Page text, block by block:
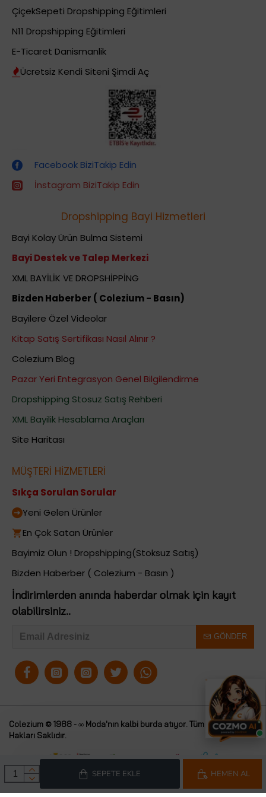
SEPETE EKLE HEMEN AL
ÇiçekSepeti Dropshipping Eğitimleri
N11 Dropshipping Eğitimleri
E-Ticaret Danismanlik
Ücretsiz Kendi Siteni Şimdi Aç
Facebook BiziTakip Edin
İnstagram BiziTakip Edin
Dropshipping Bayi Hizmetleri
Bayi Kolay Ürün Bulma Sistemi
Bayi Destek ve Talep Merkezi
XML BAYİLİK VE DROPSHİPPİNG
Bizden Haberber ( Colezium - Basın)
Bayilere Özel Videolar
Kitap Satış Sertifikası Nasıl Alınır ?
Colezium Blog
Pazar Yeri Entegrasyon Genel Bilgilendirme
Dropshipping Stosuz Satış Rehberi
XML Bayilik Hesablama Araçları
Site Haritası
MÜŞTERİ HİZMETLERİ
Sıkça Sorulan Sorular
Yeni Gelen Ürünler
En Çok Satan Ürünler
Bayimiz Olun ! Dropshipping(Stoksuz Satış)
Bizden Haberber ( Colezium - Basın )
İndirimlerden anında haberdar olmak için kayıt
olabilirsiniz..
GÖNDER
Colezium © 1988 - ∞ Moda'nın kalbi burda atıyor. Tüm
Hakları Saklıdır.
Colezium